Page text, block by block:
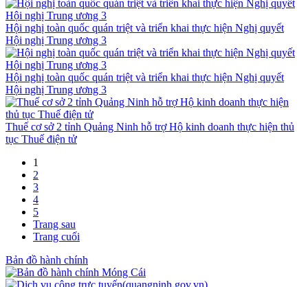
Hội nghị toàn quốc quán triệt và triển khai thực hiện Nghị quyết
Hội nghị Trung ương 3
Hội nghị toàn quốc quán triệt và triển khai thực hiện Nghị quyết
Hội nghị Trung ương 3
Thuế cơ sở 2 tỉnh Quảng Ninh hỗ trợ Hộ kinh doanh thực hiện thủ
tục Thuế điện tử
1
2
3
4
5
Trang sau
Trang cuối
Bản đồ hành chính